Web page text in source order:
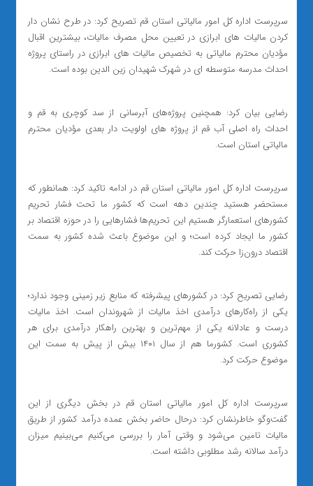
سرپرست اداره کل امور مالیاتی استان قم تصریح کرد: در طرح نشان دار
کردن مالیات های ابرازی در تعیین محل مصرف مالیات، بیشترین اقبال
مؤدیان محترم مالیاتی به تخصیص مالیات های ابرازی در راستای پروژه
احداث مدرسه متوسطه ای در شهرک شهیدان زین الدین بوده است.
رضایی بیان کرد: همچنین پروژه‌های آبرسانی از سد کوچری به قم و
احداث راه اصلی آب قم از پروژه های اولویت دار بعدی مؤدیان محترم
مالیاتی استان است.
سرپرست اداره کل امور مالیاتی استان قم در ادامه تاکید کرد: همانطور که
مستحضر هستید چندین دهه است که کشور ما تحت فشار تحریم
کشور‌های استعمارگر هستیم این تحریم‌ها فشارهایی را در حوزه اقتصاد بر
کشور ما ایجاد کرده است؛ و این موضوع باعث شده کشور به سمت
اقتصاد درون‌زا حرکت کند.
رضایی تصریح کرد: در کشورهای پیشرفته که منابع زیر زمینی وجود ندارد؛
یکی از راه‌کارهای درآمدی اخذ مالیات از شهروندان است. اخذ مالیات
درست و عادلانه یکی از مهم‌ترین و بهترین راهکار درآمدی برای هر
کشوری است. کشورما هم از سال ۱۴۰۱ بیش از پیش به سمت این
موضوع حرکت کرد.
سرپرست اداره کل امور مالیاتی استان قم در بخش دیگری از این
گفت‌وگو خاطرنشان کرد: درحال حاضر بخش عمده درآمد کشور از طریق
مالیات تامین می‌شود و وقتی آمار را بررسی می‌کنیم می‌بینیم میزان
درآمد سالانه رشد مطلوبی داشته است.